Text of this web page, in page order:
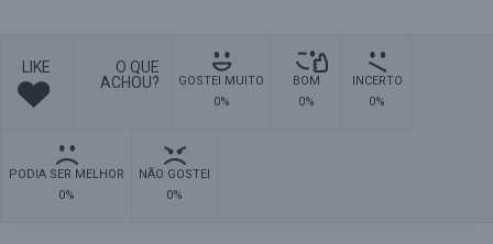
LIKE
O QUE
ACHOU?
GOSTEI MUITO
0%
BOM
0%
INCERTO
0%
PODIA SER MELHOR
0%
NÃO GOSTEI
0%